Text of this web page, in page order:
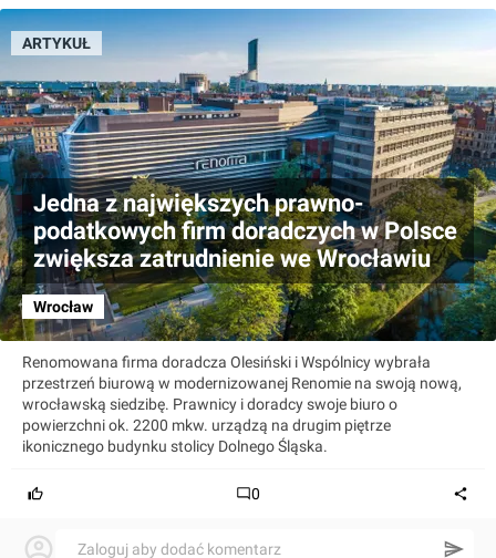
Jedna z największych prawno-
podatkowych firm doradczych w Polsce
zwiększa zatrudnienie we Wrocławiu
Wrocław
ARTYKUŁ
Renomowana firma doradcza Olesiński i Wspólnicy wybrała
przestrzeń biurową w modernizowanej Renomie na swoją nową,
wrocławską siedzibę. Prawnicy i doradcy swoje biuro o
powierzchni ok. 2200 mkw. urządzą na drugim piętrze
ikonicznego budynku stolicy Dolnego Śląska.
0
Zaloguj aby dodać komentarz